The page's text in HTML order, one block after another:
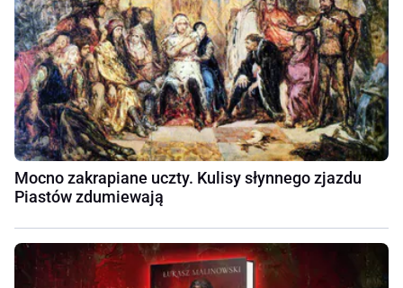
Mocno zakrapiane uczty. Kulisy słynnego zjazdu
Piastów zdumiewają